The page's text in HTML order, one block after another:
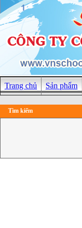
Trang chủ Sản phẩm
Tìm kiếm